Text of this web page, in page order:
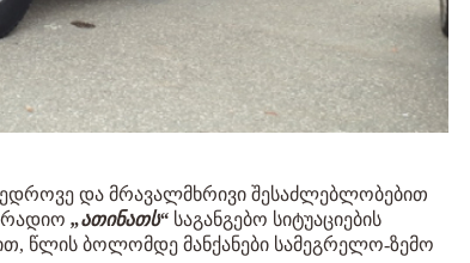
და მრავალმხრივი შესაძლებლობებით
რადიო „ათინათს“ საგანგებო სიტუაციების
წლის ბოლომდე მანქანები სამეგრელო-ზემო